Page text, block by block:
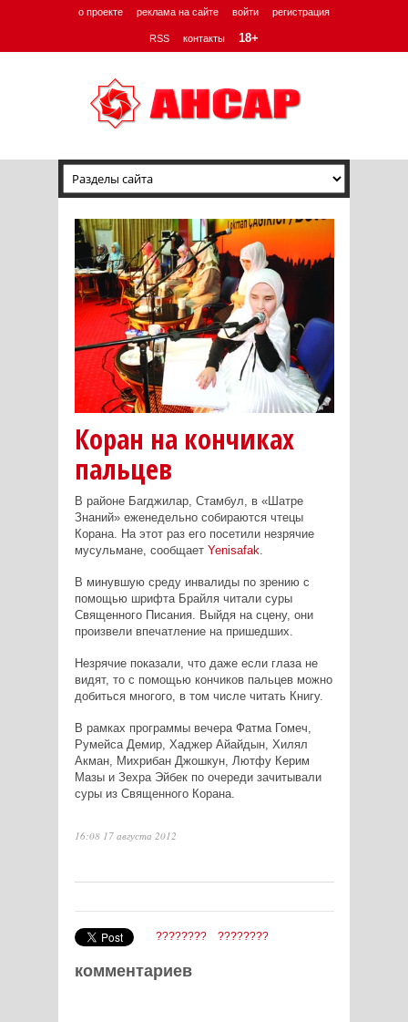
о проекте реклама на сайте войти регистрация
RSS контакты 18+
Коран на кончиках
пальцев
В районе Багджилар, Стамбул, в «Шатре
Знаний» еженедельно собираются чтецы
Корана. На этот раз его посетили незрячие
мусульмане, сообщает Yenisafak.
В минувшую среду инвалиды по зрению с
помощью шрифта Брайля читали суры
Священного Писания. Выйдя на сцену, они
произвели впечатление на пришедших.
Незрячие показали, что даже если глаза не
видят, то с помощью кончиков пальцев можно
добиться многого, в том числе читать Книгу.
В рамках программы вечера Фатма Гомеч,
Румейса Демир, Хаджер Айайдын, Хилял
Акман, Михрибан Джошкун, Лютфу Керим
Мазы и Зехра Эйбек по очереди зачитывали
суры из Священного Корана.
16:08 17 августа 2012
???????? ????????
комментариев